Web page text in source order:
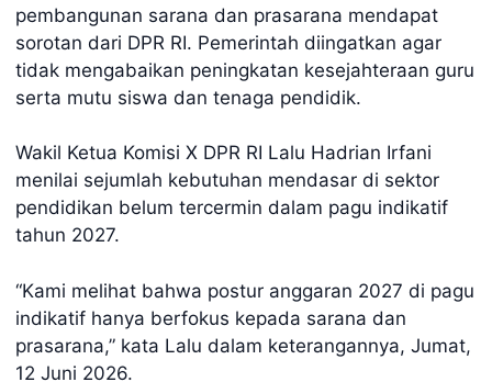
pembangunan sarana dan prasarana mendapat
sorotan dari DPR RI. Pemerintah diingatkan agar
tidak mengabaikan peningkatan kesejahteraan guru
serta mutu siswa dan tenaga pendidik.
Wakil Ketua Komisi X DPR RI Lalu Hadrian Irfani
menilai sejumlah kebutuhan mendasar di sektor
pendidikan belum tercermin dalam pagu indikatif
tahun 2027.
“Kami melihat bahwa postur anggaran 2027 di pagu
indikatif hanya berfokus kepada sarana dan
prasarana,” kata Lalu dalam keterangannya, Jumat,
12 Juni 2026.